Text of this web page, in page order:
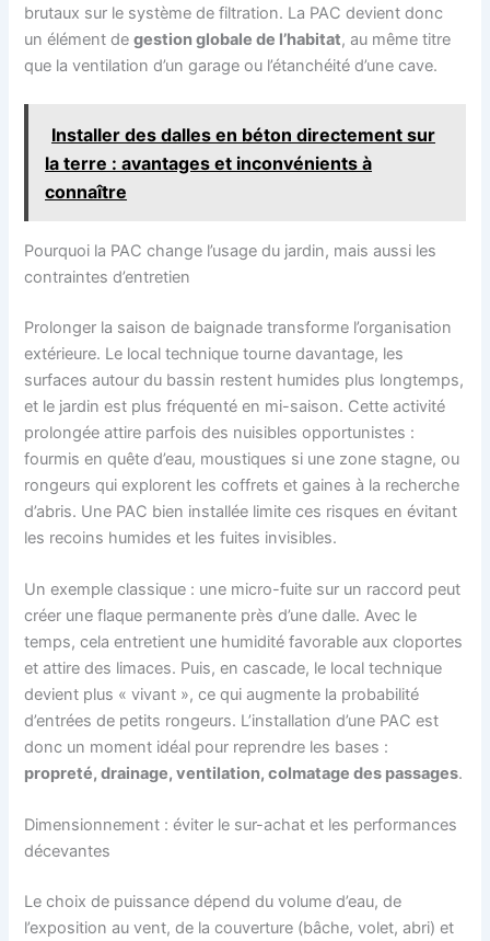
brutaux sur le système de filtration. La PAC devient donc
un élément degestion globale de l’habitat, au même titre
que la ventilation d’un garage ou l’étanchéité d’une cave.
Installer des dalles en béton directement sur
la terre : avantages et inconvénients à
connaître
Pourquoi la PAC change l’usage du jardin, mais aussi les
contraintes d’entretien
Prolonger la saison de baignade transforme l’organisation
extérieure. Le local technique tourne davantage, les
surfaces autour du bassin restent humides plus longtemps,
et le jardin est plus fréquenté en mi-saison. Cette activité
prolongée attire parfois des nuisibles opportunistes :
fourmis en quête d’eau, moustiques si une zone stagne, ou
rongeurs qui explorent les coffrets et gaines à la recherche
d’abris. Une PAC bien installée limite ces risques en évitant
les recoins humides et les fuites invisibles.
Un exemple classique : une micro-fuite sur un raccord peut
créer une flaque permanente près d’une dalle. Avec le
temps, cela entretient une humidité favorable aux cloportes
et attire des limaces. Puis, en cascade, le local technique
devient plus « vivant », ce qui augmente la probabilité
d’entrées de petits rongeurs. L’installation d’une PAC est
donc un moment idéal pour reprendre les bases :
propreté, drainage, ventilation, colmatage des passages.
Dimensionnement : éviter le sur-achat et les performances
décevantes
Le choix de puissance dépend du volume d’eau, de
l’exposition au vent, de la couverture (bâche, volet, abri) et